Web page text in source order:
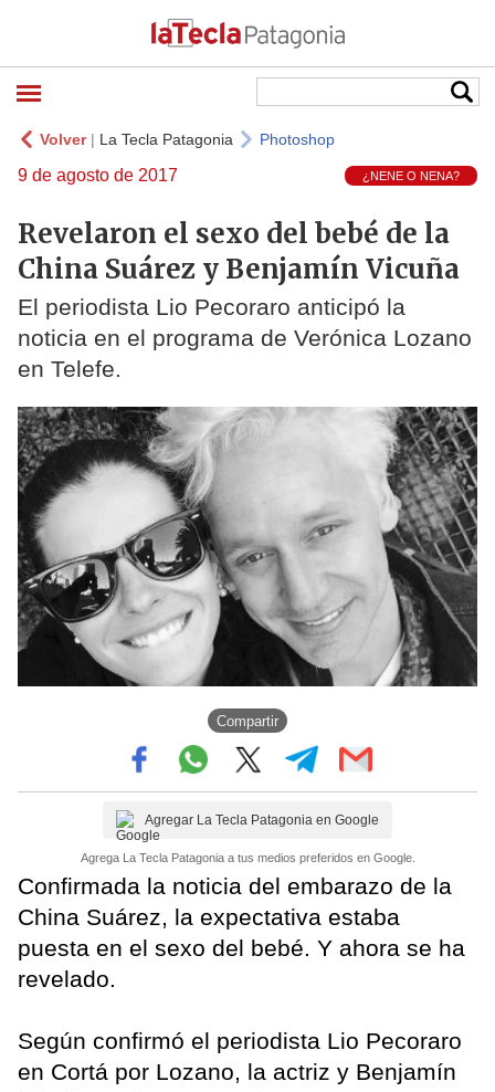
Volver| La Tecla Patagonia Photoshop
9 de agosto de 2017 ¿NENE O NENA?
Revelaron el sexo del bebé de la
China Suárez y Benjamín Vicuña
El periodista Lio Pecoraro anticipó la
noticia en el programa de Verónica Lozano
en Telefe.
Compartir
Agregar La Tecla Patagonia en Google
Agrega La Tecla Patagonia a tus medios preferidos en Google.
Confirmada la noticia del embarazo de la
China Suárez, la expectativa estaba
puesta en el sexo del bebé. Y ahora se ha
revelado.
Según confirmó el periodista Lio Pecoraro
en Cortá por Lozano, la actriz y Benjamín